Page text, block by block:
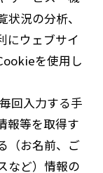
況の分析、
にウェブサイ
を使用し
回入力する手
報等を取得す
（お名前、ご
など）情報の